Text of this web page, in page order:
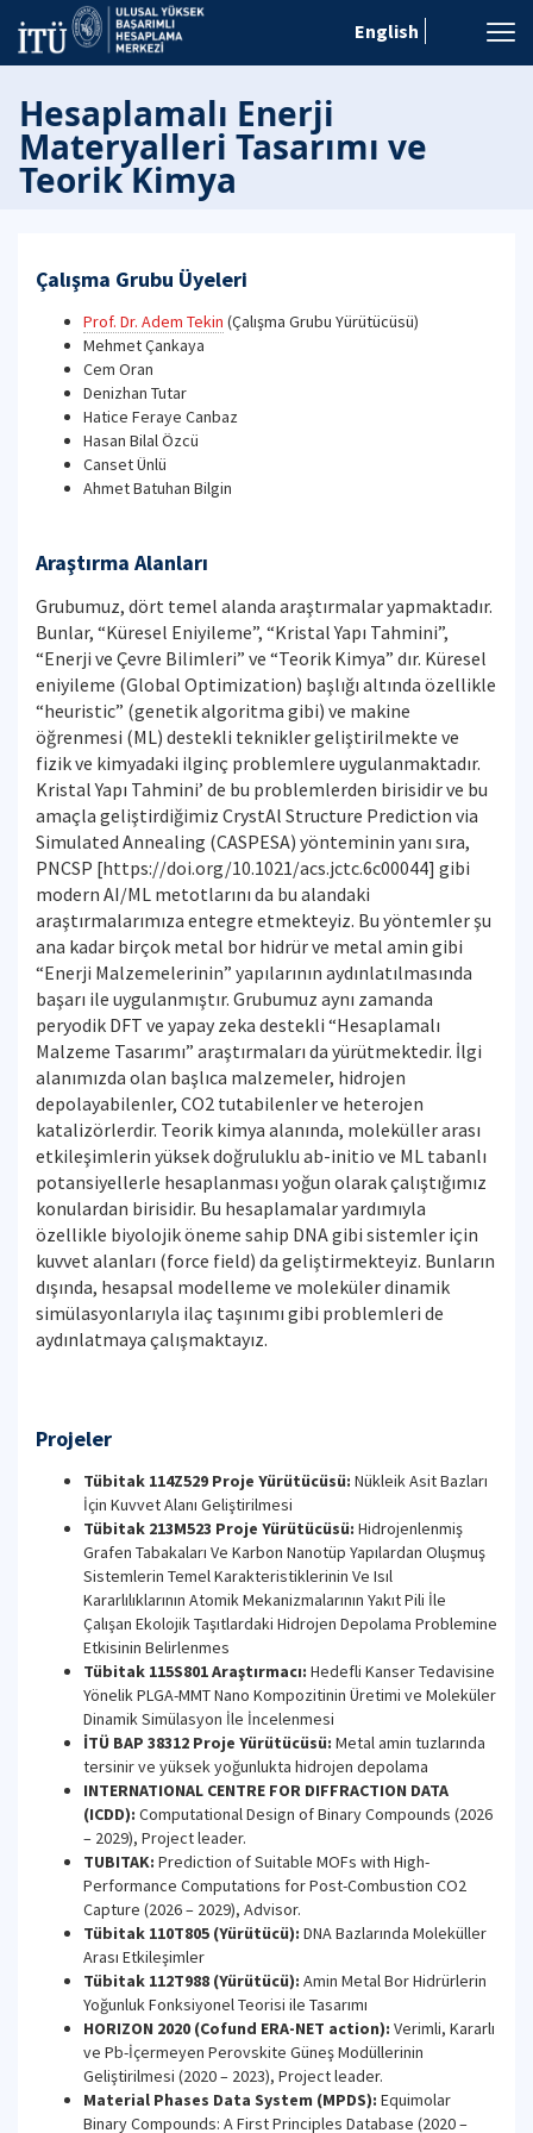
English
Hesaplamalı Enerji
Materyalleri Tasarımı ve
Teorik Kimya
Çalışma Grubu Üyeleri
Prof. Dr. Adem Tekin (Çalışma Grubu Yürütücüsü)
Mehmet Çankaya
Cem Oran
Denizhan Tutar
Hatice Feraye Canbaz
Hasan Bilal Özcü
Canset Ünlü
Ahmet Batuhan Bilgin
Araştırma Alanları
Grubumuz, dört temel alanda araştırmalar yapmaktadır.
Bunlar, “Küresel Eniyileme”, “Kristal Yapı Tahmini”,
“Enerji ve Çevre Bilimleri” ve “Teorik Kimya” dır. Küresel
eniyileme (Global Optimization) başlığı altında özellikle
“heuristic” (genetik algoritma gibi) ve makine
öğrenmesi (ML) destekli teknikler geliştirilmekte ve
fizik ve kimyadaki ilginç problemlere uygulanmaktadır.
Kristal Yapı Tahmini’ de bu problemlerden birisidir ve bu
amaçla geliştirdiğimiz CrystAl Structure Prediction via
Simulated Annealing (CASPESA) yönteminin yanı sıra,
PNCSP [https://doi.org/10.1021/acs.jctc.6c00044] gibi
modern AI/ML metotlarını da bu alandaki
araştırmalarımıza entegre etmekteyiz. Bu yöntemler şu
ana kadar birçok metal bor hidrür ve metal amin gibi
“Enerji Malzemelerinin” yapılarının aydınlatılmasında
başarı ile uygulanmıştır. Grubumuz aynı zamanda
peryodik DFT ve yapay zeka destekli “Hesaplamalı
Malzeme Tasarımı” araştırmaları da yürütmektedir. İlgi
alanımızda olan başlıca malzemeler, hidrojen
depolayabilenler, CO2 tutabilenler ve heterojen
katalizörlerdir. Teorik kimya alanında, moleküller arası
etkileşimlerin yüksek doğruluklu ab-initio ve ML tabanlı
potansiyellerle hesaplanması yoğun olarak çalıştığımız
konulardan birisidir. Bu hesaplamalar yardımıyla
özellikle biyolojik öneme sahip DNA gibi sistemler için
kuvvet alanları (force field) da geliştirmekteyiz. Bunların
dışında, hesapsal modelleme ve moleküler dinamik
simülasyonlarıyla ilaç taşınımı gibi problemleri de
aydınlatmaya çalışmaktayız.
Projeler
Tübitak 114Z529 Proje Yürütücüsü: Nükleik Asit Bazları
İçin Kuvvet Alanı Geliştirilmesi
Tübitak 213M523 Proje Yürütücüsü: Hidrojenlenmiş
Grafen Tabakaları Ve Karbon Nanotüp Yapılardan Oluşmuş
Sistemlerin Temel Karakteristiklerinin Ve Isıl
Kararlılıklarının Atomik Mekanizmalarının Yakıt Pili İle
Çalışan Ekolojik Taşıtlardaki Hidrojen Depolama Problemine
Etkisinin Belirlenmes
Tübitak 115S801 Araştırmacı: Hedefli Kanser Tedavisine
Yönelik PLGA-MMT Nano Kompozitinin Üretimi ve Moleküler
Dinamik Simülasyon İle İncelenmesi
İTÜ BAP 38312 Proje Yürütücüsü: Metal amin tuzlarında
tersinir ve yüksek yoğunlukta hidrojen depolama
INTERNATIONAL CENTRE FOR DIFFRACTION DATA
(ICDD): Computational Design of Binary Compounds (2026
– 2029), Project leader.
TUBITAK: Prediction of Suitable MOFs with High-
Performance Computations for Post-Combustion CO2
Capture (2026 – 2029), Advisor.
Tübitak 110T805 (Yürütücü): DNA Bazlarında Moleküller
Arası Etkileşimler
Tübitak 112T988 (Yürütücü): Amin Metal Bor Hidrürlerin
Yoğunluk Fonksiyonel Teorisi ile Tasarımı
HORIZON 2020 (Cofund ERA-NET action): Verimli, Kararlı
ve Pb-İçermeyen Perovskite Güneş Modüllerinin
Geliştirilmesi (2020 – 2023), Project leader.
Material Phases Data System (MPDS): Equimolar
Binary Compounds: A First Principles Database (2020 –